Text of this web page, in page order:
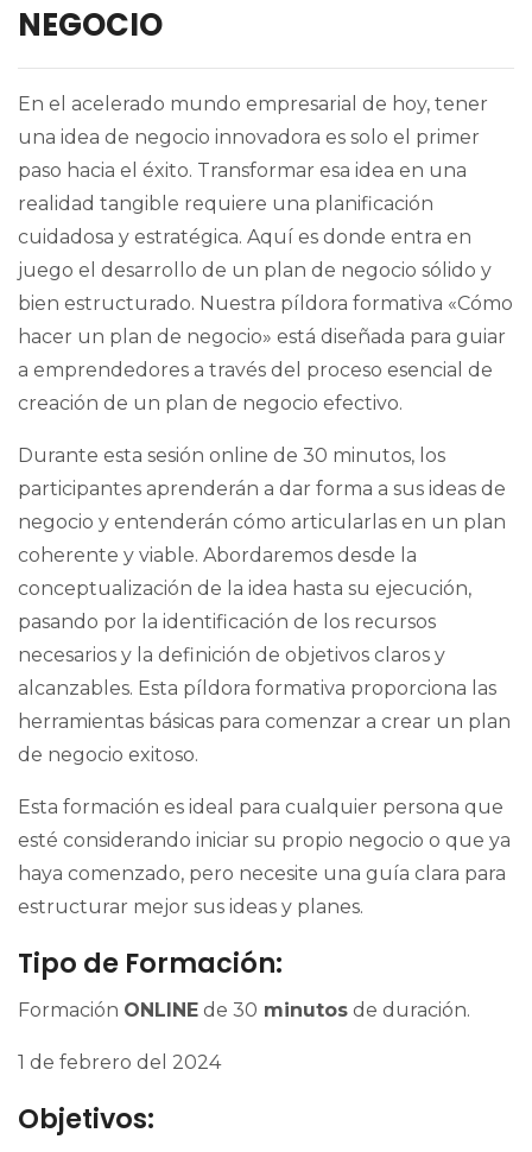
NEGOCIO
En el acelerado mundo empresarial de hoy, tener
una idea de negocio innovadora es solo el primer
paso hacia el éxito. Transformar esa idea en una
realidad tangible requiere una planificación
cuidadosa y estratégica. Aquí es donde entra en
juego el desarrollo de un plan de negocio sólido y
bien estructurado. Nuestra píldora formativa «Cómo
hacer un plan de negocio» está diseñada para guiar
a emprendedores a través del proceso esencial de
creación de un plan de negocio efectivo.
Durante esta sesión online de 30 minutos, los
participantes aprenderán a dar forma a sus ideas de
negocio y entenderán cómo articularlas en un plan
coherente y viable. Abordaremos desde la
conceptualización de la idea hasta su ejecución,
pasando por la identificación de los recursos
necesarios y la definición de objetivos claros y
alcanzables. Esta píldora formativa proporciona las
herramientas básicas para comenzar a crear un plan
de negocio exitoso.
Esta formación es ideal para cualquier persona que
esté considerando iniciar su propio negocio o que ya
haya comenzado, pero necesite una guía clara para
estructurar mejor sus ideas y planes.
Tipo de Formación:
Formación ONLINE de 30 minutos de duración.
1 de febrero del 2024
Objetivos: